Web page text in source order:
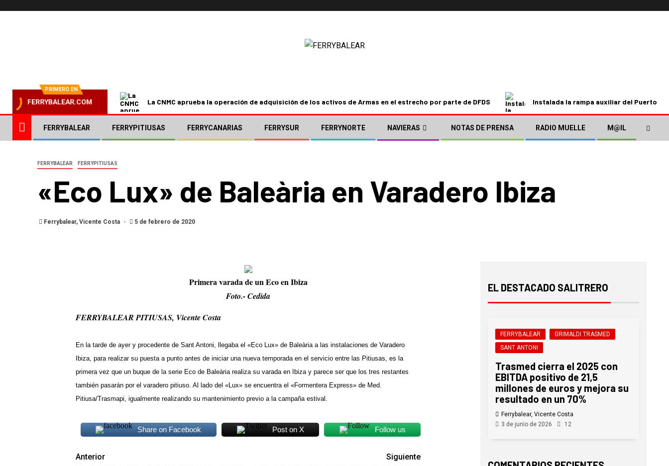
PRIMERO EN
FERRYBALEAR.COM La CNMC aprueba la operación de adquisición de los activos de Armas en el estrecho por parte de DFDS Instalada la rampa auxiliar del Puerto de
FERRYBALEAR FERRYPITIUSAS FERRYCANARIAS FERRYSUR FERRYNORTE NAVIERAS NOTAS DE PRENSA RADIO MUELLE M@IL
FERRYBALEAR FERRYPITIUSAS
«Eco Lux» de Baleària en Varadero Ibiza
Ferrybalear, Vicente Costa 5 de febrero de 2020
Primera varada de un Eco en Ibiza
Foto.- Cedida
FERRYBALEAR PITIUSAS, Vicente Costa
En la tarde de ayer y procedente de Sant Antoni, llegaba el «Eco Lux» de Baleària a las instalaciones de Varadero
Ibiza, para realizar su puesta a punto antes de iniciar una nueva temporada en el servicio entre las Pitiusas, es la
primera vez que un buque de la serie Eco de Baleària realiza su varada en Ibiza y parece ser que los tres restantes
también pasarán por el varadero pitiuso. Al lado del «Lux» se encuentra el «Formentera Express» de Med.
Pitiusa/Trasmapi, igualmente realizando su mantenimiento previo a la campaña estival.
Share on Facebook Post on X Follow us
Anterior
Siguiente
EL DESTACADO SALITRERO
FERRYBALEAR
GRIMALDI TRASMED
SANT ANTONI
Trasmed cierra el 2025 con
EBITDA positivo de 21,5
millones de euros y mejora su
resultado en un 70%
Ferrybalear, Vicente Costa
3 de junio de 2026
12